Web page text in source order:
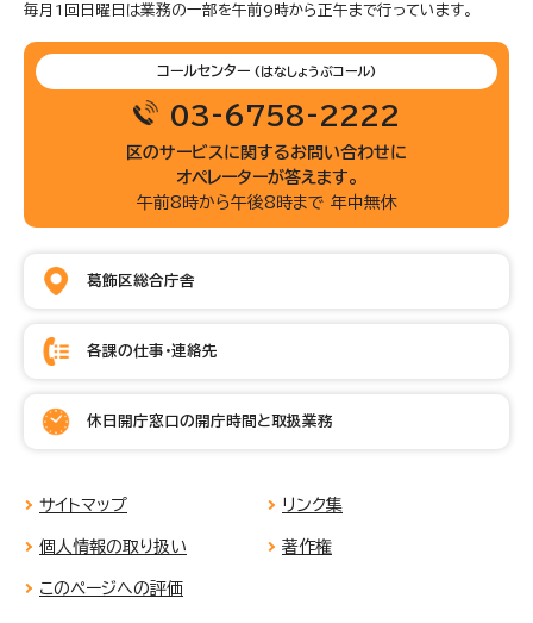
毎月1回日曜日は業務の一部を午前9時から正午まで行っています。
コールセンター (はなしょうぶコール)
03-6758-2222
区のサービスに関するお問い合わせに
オペレーターが答えます。
午前8時から午後8時まで 年中無休
葛飾区総合庁舎
各課の仕事・連絡先
休日開庁窓口の開庁時間と取扱業務
サイトマップ リンク集
個人情報の取り扱い 著作権
このページへの評価